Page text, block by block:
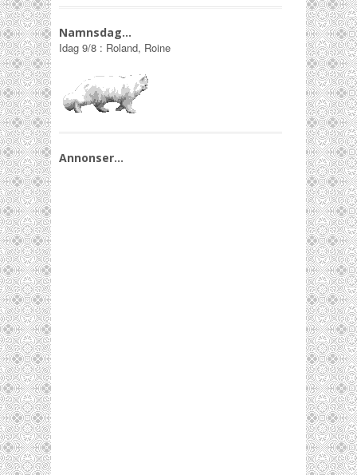
Namnsdag…
Idag 9/8 : Roland, Roine
Annonser…